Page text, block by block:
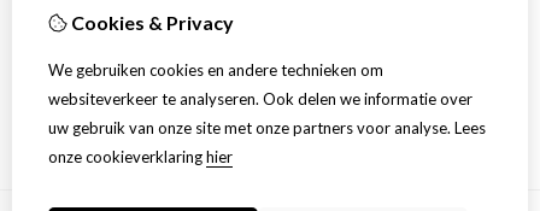
Algemene voorwaarden
Mijn account
Inloggen
Bestelhistorie
Verlanglijst
Nieuwsbrief
Cookies & Privacy
We gebruiken cookies en andere technieken om
websiteverkeer te analyseren. Ook delen we informatie over
uw gebruik van onze site met onze partners voor analyse. Lees
onze cookieverklaringhier